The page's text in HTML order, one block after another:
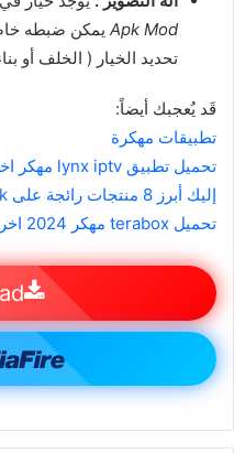
Apk Mod يمكن ضبطه
تحديد الخيار ( الخلف أو
قَد يُعجبك أيضاً:
تطبيقات مهكرة
تحميل تطبيق lynx iptv مهكر اخر اصدار مجانا 2024
إليك أبرز 8 منتجات رائجة على Tiktok
تحميل terabox مهكر 2024 اخر اصدار مجانا